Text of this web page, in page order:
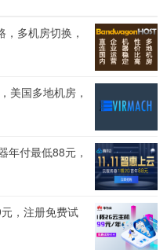
多机房切换，
美国多地机房，
年付最低88元，
，注册免费试